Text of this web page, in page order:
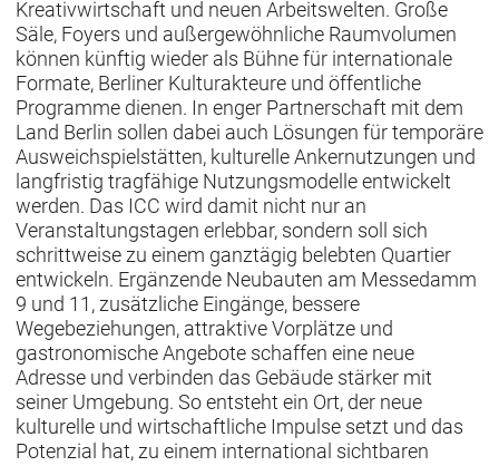
Kreativwirtschaft und neuen Arbeitswelten. Große
Säle, Foyers und außergewöhnliche Raumvolumen
können künftig wieder als Bühne für internationale
Formate, Berliner Kulturakteure und öffentliche
Programme dienen. In enger Partnerschaft mit dem
Land Berlin sollen dabei auch Lösungen für temporäre
Ausweichspielstätten, kulturelle Ankernutzungen und
langfristig tragfähige Nutzungsmodelle entwickelt
werden. Das ICC wird damit nicht nur an
Veranstaltungstagen erlebbar, sondern soll sich
schrittweise zu einem ganztägig belebten Quartier
entwickeln. Ergänzende Neubauten am Messedamm
9 und 11, zusätzliche Eingänge, bessere
Wegebeziehungen, attraktive Vorplätze und
gastronomische Angebote schaffen eine neue
Adresse und verbinden das Gebäude stärker mit
seiner Umgebung. So entsteht ein Ort, der neue
kulturelle und wirtschaftliche Impulse setzt und das
Potenzial hat, zu einem international sichtbaren